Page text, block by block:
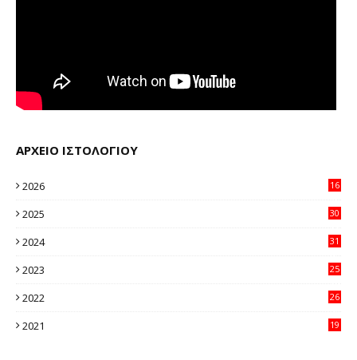
ΑΡΧΕΙΟ ΙΣΤΟΛΟΓΙΟΥ
2026
16
2025
30
2024
31
2023
25
2022
26
2021
19